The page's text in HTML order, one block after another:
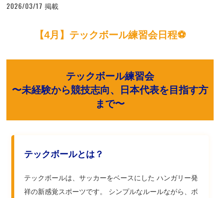
2026/03/17 掲載
【4月】テックボール練習会日程⚽
テックボール練習会
〜未経験から競技志向、日本代表を目指す方
まで〜
テックボールとは？
テックボールは、サッカーをベースにした ハンガリー発
祥の新感覚スポーツです。 シンプルなルールながら、ボ